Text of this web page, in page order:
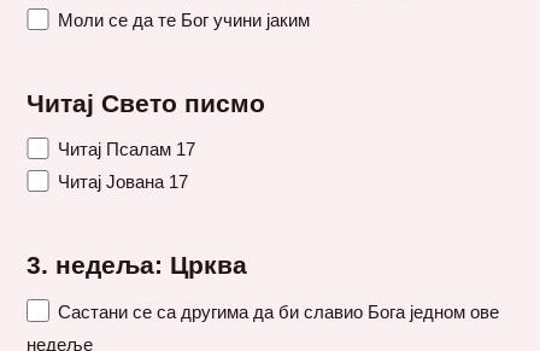
Моли се да те Бог учини јаким
Читај Свето писмо
Читај Псалам 17
Читај Јована 17
3. недеља: Црква
Састани се са другима да би славио Бога једном ове
недеље